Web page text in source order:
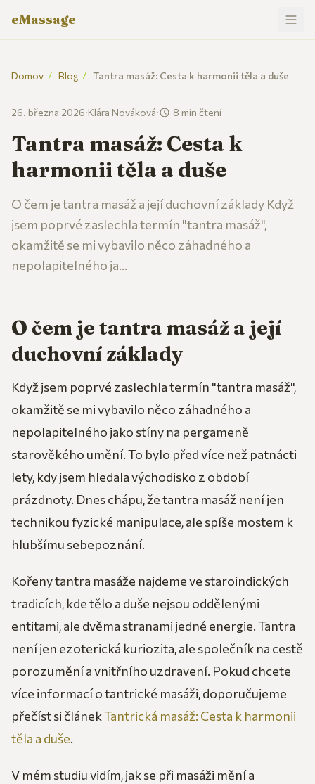
eMassage
Domov / Blog / Tantra masáž: Cesta k harmonii těla a duše
26. března 2026·Klára Nováková· 8 min čtení
Tantra masáž: Cesta k
harmonii těla a duše
O čem je tantra masáž a její duchovní základy Když
jsem poprvé zaslechla termín "tantra masáž",
okamžitě se mi vybavilo něco záhadného a
nepolapitelného ja...
O čem je tantra masáž a její
duchovní základy
Když jsem poprvé zaslechla termín "tantra masáž",
okamžitě se mi vybavilo něco záhadného a
nepolapitelného jako stíny na pergameně
starověkého umění. To bylo před více než patnácti
lety, kdy jsem hledala východisko z období
prázdnoty. Dnes chápu, že tantra masáž není jen
technikou fyzické manipulace, ale spíše mostem k
hlubšímu sebepoznání.
Kořeny tantra masáže najdeme ve staroindických
tradicích, kde tělo a duše nejsou oddělenými
entitami, ale dvěma stranami jedné energie. Tantra
není jen ezoterická kuriozita, ale společník na cestě
porozumění a vnitřního uzdravení. Pokud chcete
více informací o tantrické masáži, doporučujeme
přečíst si článekTantrická masáž: Cesta k harmonii
těla a duše.
V mém studiu vidím, jak se při masáži mění a